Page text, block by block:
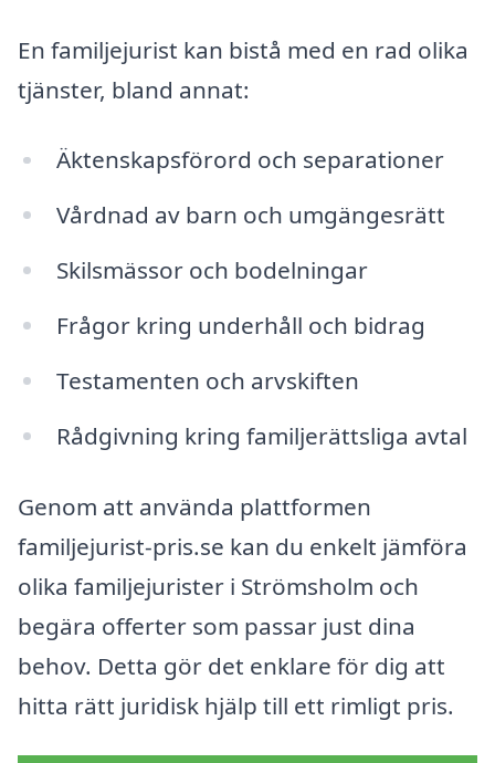
En familjejurist kan bistå med en rad olika
tjänster, bland annat:
Äktenskapsförord och separationer
Vårdnad av barn och umgängesrätt
Skilsmässor och bodelningar
Frågor kring underhåll och bidrag
Testamenten och arvskiften
Rådgivning kring familjerättsliga avtal
Genom att använda plattformen
familjejurist-pris.se kan du enkelt jämföra
olika familjejurister i Strömsholm och
begära offerter som passar just dina
behov. Detta gör det enklare för dig att
hitta rätt juridisk hjälp till ett rimligt pris.